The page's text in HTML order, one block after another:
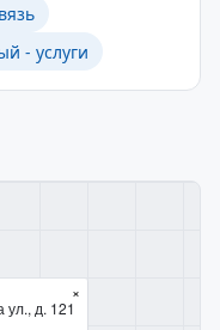
- услуги
ул., д. 121
×